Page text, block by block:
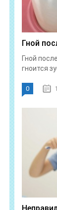
Гной
Гной
гноится
0